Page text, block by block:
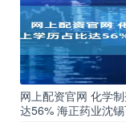
网上配资官网 化学
达56% 海正药业沈